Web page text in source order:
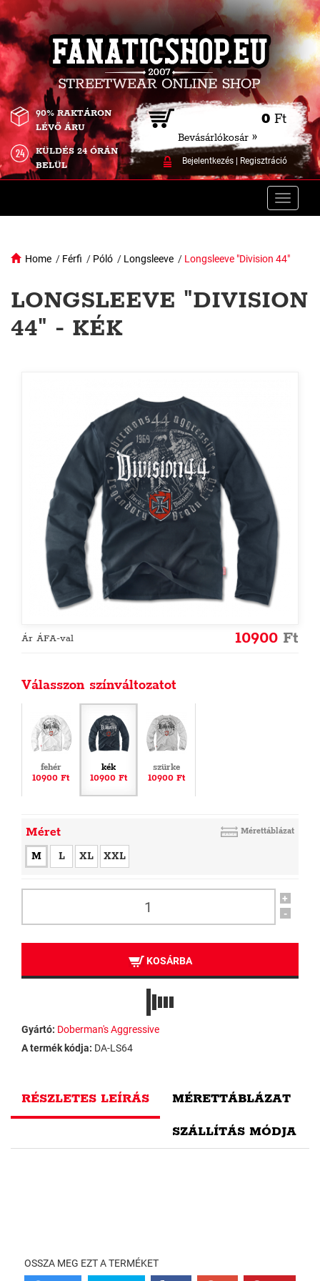
0 Ft
Bevásárlókosár »
Bejelentkezés| Regisztráció
90% RAKTÁRON
LÉVŐ ÁRU
KÜLDÉS 24 ÓRÁN
BELÜL
Toggle
Home / Férfi / Póló / Longsleeve / Longsleeve "Division 44"
LONGSLEEVE "DIVISION
44" - KÉK
Ár ÁFA-val 10900 Ft
Válasszon színváltozatot
fehér
10900 Ft
kék
10900 Ft
szürke
10900 Ft
Méret Mérettáblázat
M L XL XXL
+
-
KOSÁRBA
Gyártó: Doberman's Aggressive
A termék kódja: DA-LS64
RÉSZLETES LEÍRÁS MÉRETTÁBLÁZAT
SZÁLLÍTÁS MÓDJA
OSSZA MEG EZT A TERMÉKET